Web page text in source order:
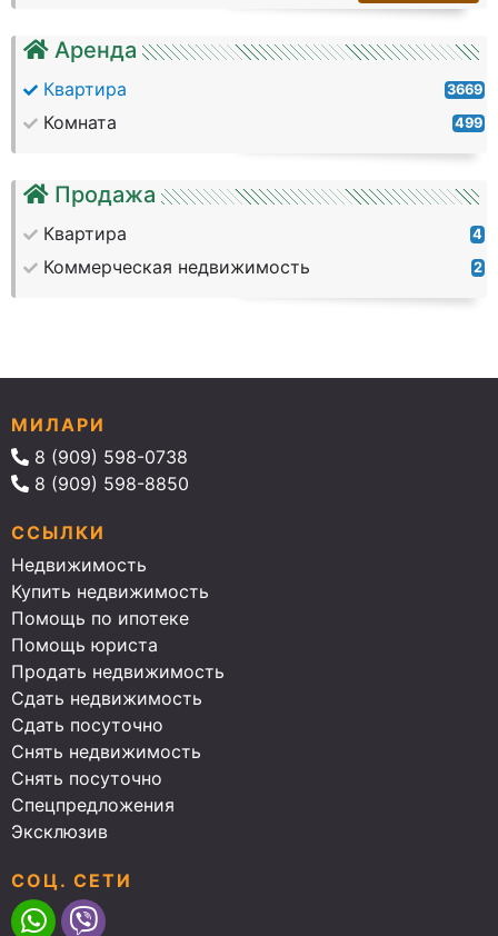
Аренда
Квартира 3669
Комната 499
Продажа
Квартира 4
Коммерческая недвижимость 2
МИЛАРИ
8 (909) 598-0738
8 (909) 598-8850
ССЫЛКИ
Недвижимость
Купить недвижимость
Помощь по ипотеке
Помощь юриста
Продать недвижимость
Сдать недвижимость
Сдать посуточно
Снять недвижимость
Снять посуточно
Спецпредложения
Эксклюзив
СОЦ. СЕТИ